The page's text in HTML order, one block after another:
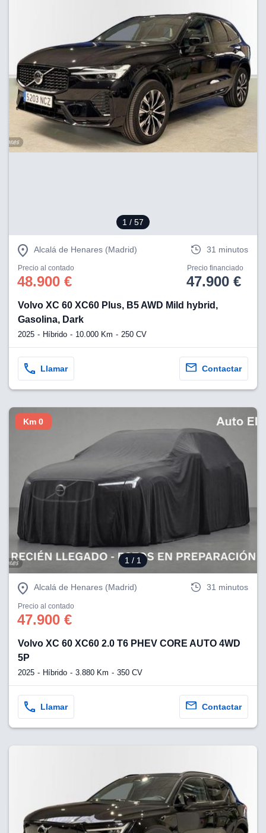
1 / 57
Alcalá de Henares (Madrid) 31 minutos
Precio al contado
48.900 €
Precio financiado
47.900 €
Volvo XC 60 XC60 Plus, B5 AWD Mild hybrid,
Gasolina, Dark
2025 Híbrido 10.000 Km 250 CV
Llamar Contactar
1 / 1
Km 0
Alcalá de Henares (Madrid) 31 minutos
Precio al contado
47.900 €
Volvo XC 60 XC60 2.0 T6 PHEV CORE AUTO 4WD
5P
2025 Híbrido 3.880 Km 350 CV
Llamar Contactar